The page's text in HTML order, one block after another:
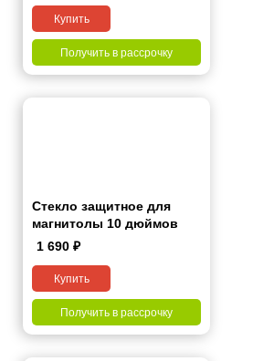
Купить
Получить в рассрочку
Стекло защитное для
магнитолы 10 дюймов
1 690 ₽
Купить
Получить в рассрочку